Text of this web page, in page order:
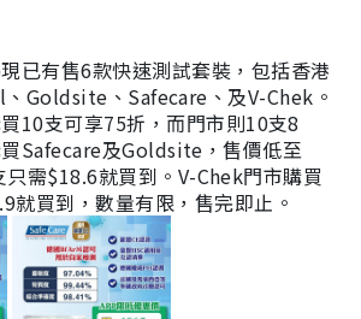
已有售6款快速測試套裝，包括香港
Goldsite、Safecare、及V-Chek。
10支可享75折，而門市則10支8
Safecare及Goldsite，售價低至
需$18.6就買到。V-Chek門市購買
就買到，數量有限，售完即止。